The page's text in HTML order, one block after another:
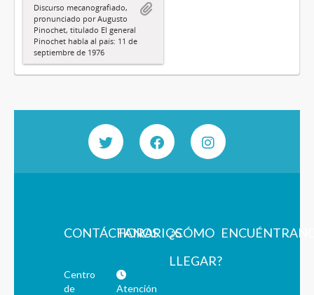
Discurso mecanografiado,
pronunciado por Augusto
Pinochet, titulado El general
Pinochet habla al país: 11 de
septiembre de 1976
CONTÁCTANOS
Centro
de
HORARIOS
Atención
¿CÓMO
LLEGAR?